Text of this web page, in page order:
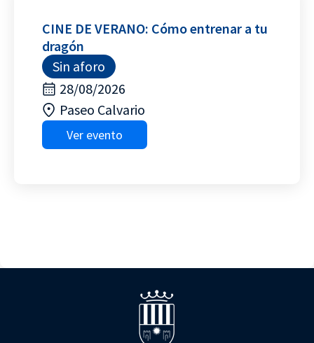
CINE DE VERANO: Cómo entrenar a tu
dragón
Sin aforo
28/08/2026
Paseo Calvario
Ver evento